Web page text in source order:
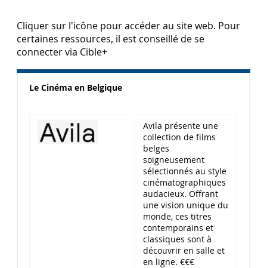
Cliquer sur l'icône pour accéder au site web. Pour
certaines ressources, il est conseillé de se
connecter via Cible+
Le Cinéma en Belgique
Avila présente une
collection de films
belges
soigneusement
sélectionnés au style
cinématographiques
audacieux. Offrant
une vision unique du
monde, ces titres
contemporains et
classiques sont à
découvrir en salle et
en ligne. €€€